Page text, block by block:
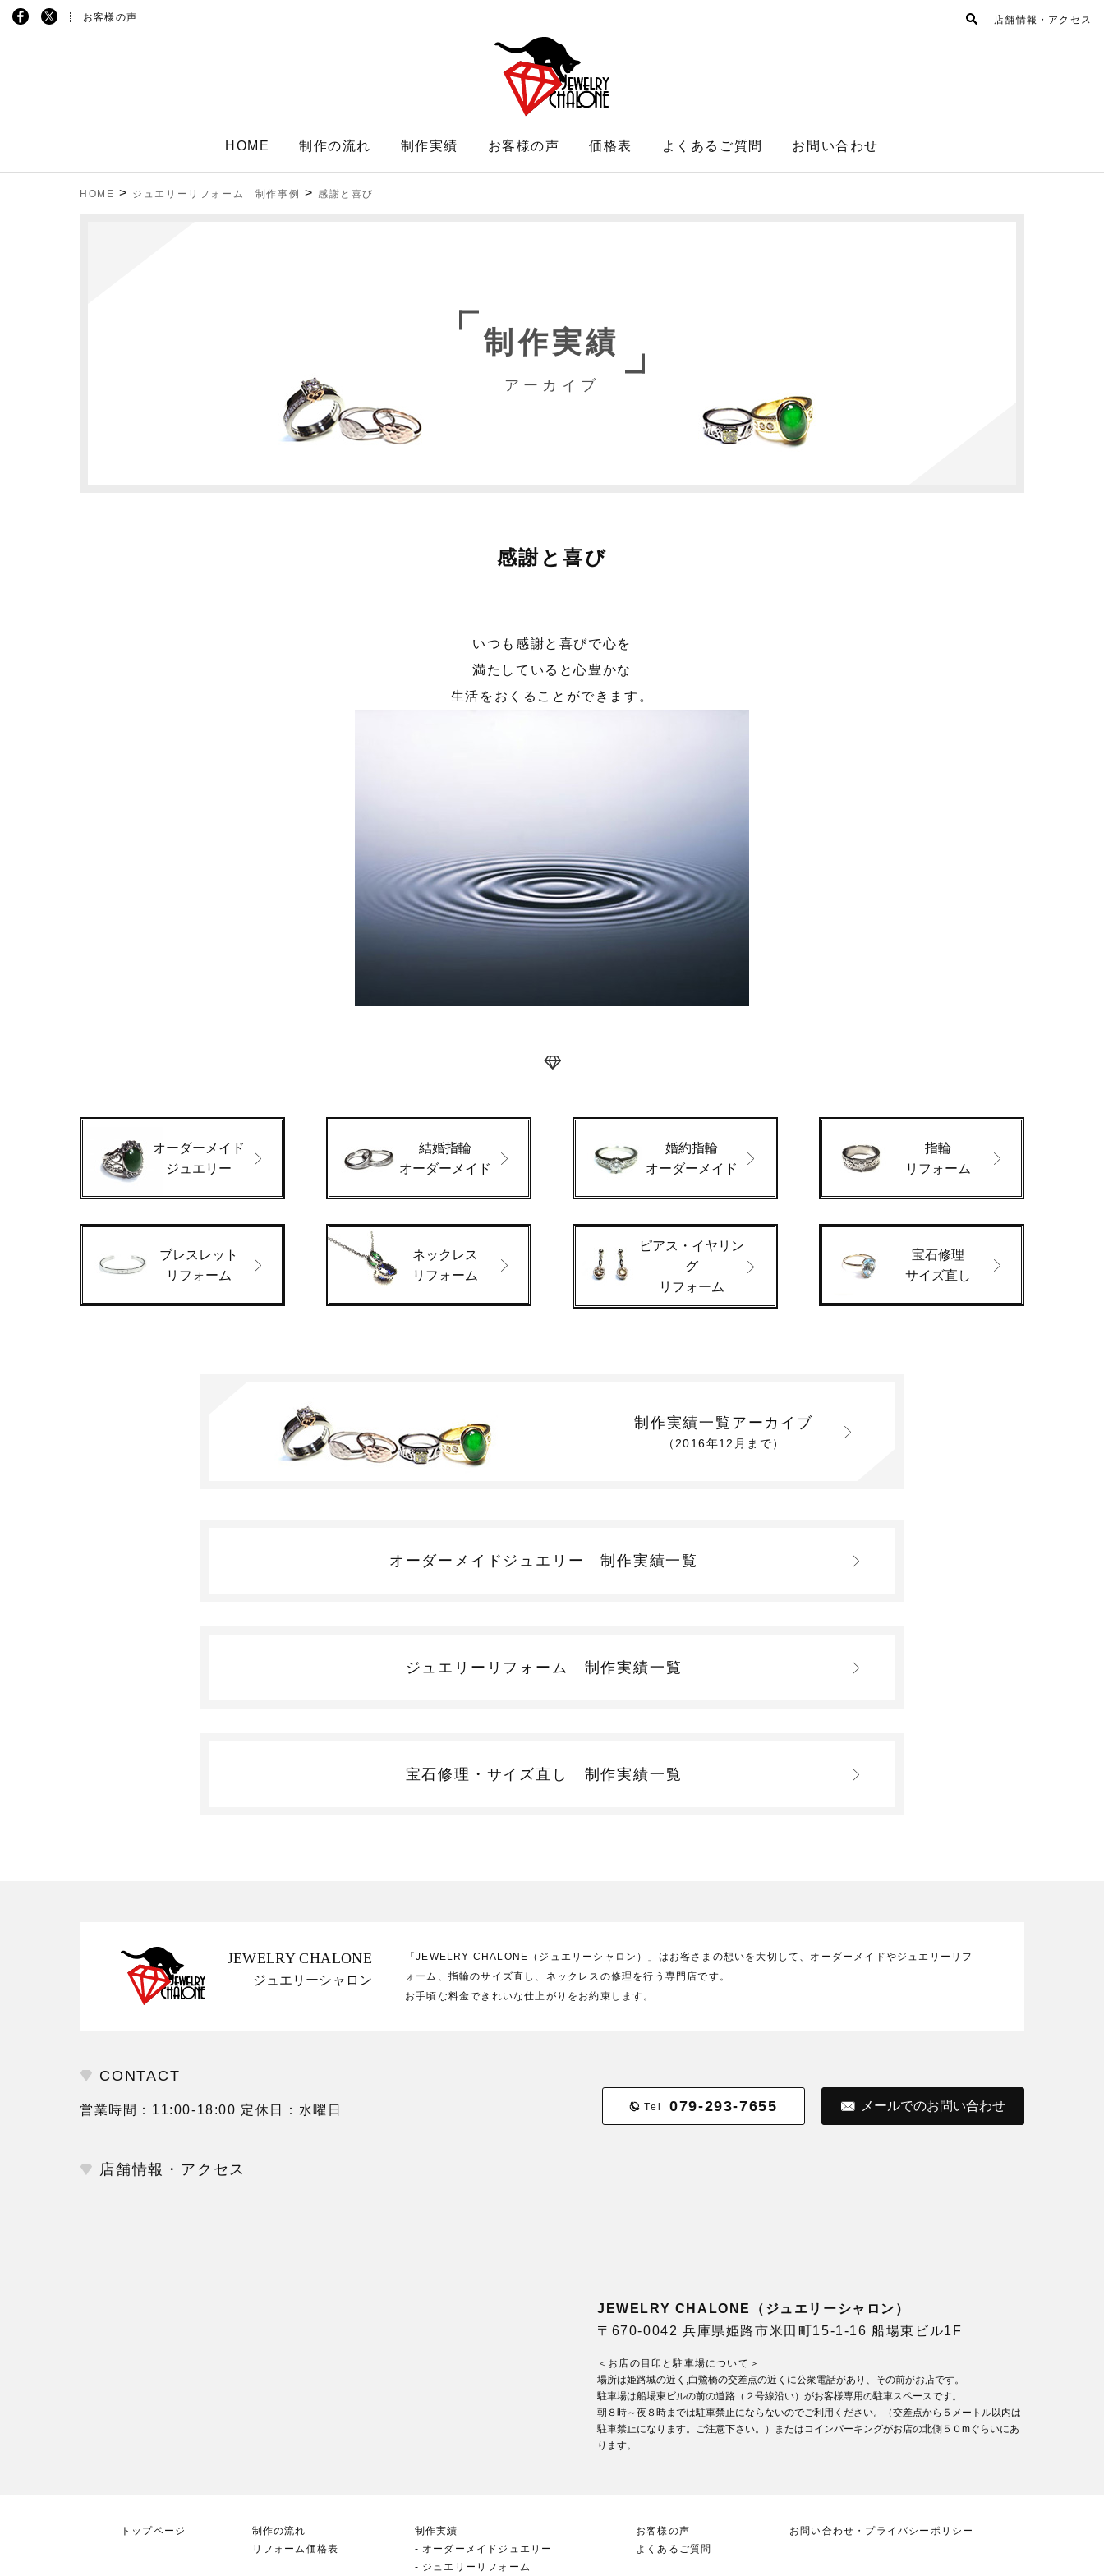
お客様の声 店舗情報・アクセス
HOME 制作の流れ 制作実績 お客様の声 価格表 よくあるご質問 お問い合わせ
HOME > ジュエリーリフォーム 制作事例 >感謝と喜び
制作実績
アーカイブ
感謝と喜び
いつも感謝と喜びで心を
満たしていると心豊かな
生活をおくることができます。
オーダーメイド
ジュエリー
結婚指輪
オーダーメイド
婚約指輪
オーダーメイド
指輪
リフォーム
ブレスレット
リフォーム
ネックレス
リフォーム
ピアス・イヤリン
グ
リフォーム
宝石修理
サイズ直し
制作実績一覧アーカイブ
（2016年12月まで）
オーダーメイドジュエリー制作実績一覧
ジュエリーリフォーム 制作実績一覧
宝石修理・サイズ直し 制作実績一覧
JEWELRY CHALONE
ジュエリーシャロン
「JEWELRY CHALONE（ジュエリーシャロン）」はお客さまの想いを大切して、オーダーメイドやジュエリーリフ
ォーム、指輪のサイズ直し、ネックレスの修理を行う専門店です。
お手頃な料金できれいな仕上がりをお約束します。
CONTACT
営業時間：11:00-18:00 定休日：水曜日 Tel 079-293-7655 メールでのお問い合わせ
店舗情報・アクセス
JEWELRY CHALONE（ジュエリーシャロン）
〒670-0042 兵庫県姫路市米田町15-1-16 船場東ビル1F
＜お店の目印と駐車場について＞
場所は姫路城の近く,白鷺橋の交差点の近くに公衆電話があり、その前がお店です。
駐車場は船場東ビルの前の道路（２号線沿い）がお客様専用の駐車スペースです。
朝８時～夜８時までは駐車禁止にならないのでご利用ください。（交差点から５メートル以内は
駐車禁止になります。ご注意下さい。）またはコインパーキングがお店の北側５０mぐらいにあ
ります。
トップページ
制作の流れ
リフォーム価格表
制作実績
オーダーメイドジュエリー
ジュエリーリフォーム
お客様の声
よくあるご質問
お問い合わせ・プライバシーポリシー